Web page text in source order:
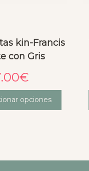
kin-Francis
con Gris
€
opciones